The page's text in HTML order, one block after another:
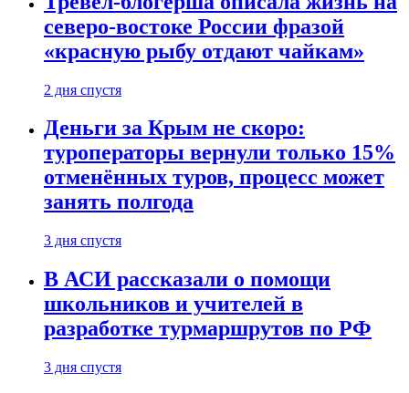
северо-востоке России фразой
«красную рыбу отдают чайкам»
2 дня спустя
Деньги за Крым не скоро:
туроператоры вернули только 15%
отменённых туров, процесс может
занять полгода
3 дня спустя
В АСИ рассказали о помощи
школьников и учителей в
разработке турмаршрутов по РФ
3 дня спустя